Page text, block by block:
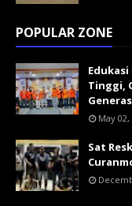
POPULAR ZONE
Tinggi,
May 02,
Sat